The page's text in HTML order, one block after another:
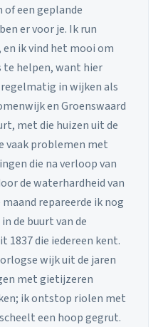
een geplande
er voor je. Ik run
en ik vind het mooi om
te helpen, want hier
in wijken als
en Groenswaard
met die huizen uit de
vaak problemen met
die na verloop van
de waterhardheid van
repareerde ik nog
de buurt van de
1837 die iedereen kent.
wijk uit de jaren
met gietijzeren
ik ontstop riolen met
een hoop gegrut.